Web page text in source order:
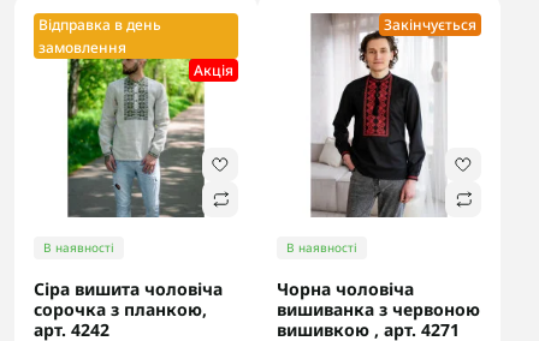
Відправка в день
замовлення
Акцiя
В наявності
Сіра вишита чоловіча
сорочка з планкою,
арт. 4242
Закінчується
В наявності
Чорна чоловіча
вишиванка з червоною
вишивкою , арт. 4271